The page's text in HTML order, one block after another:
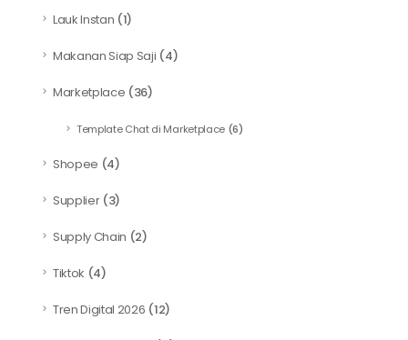
Lauk Instan (1)
Makanan Siap Saji (4)
Marketplace (36)
Template Chat di Marketplace(6)
Shopee (4)
Supplier(3)
Supply Chain (2)
Tiktok (4)
Tren Digital 2026 (12)